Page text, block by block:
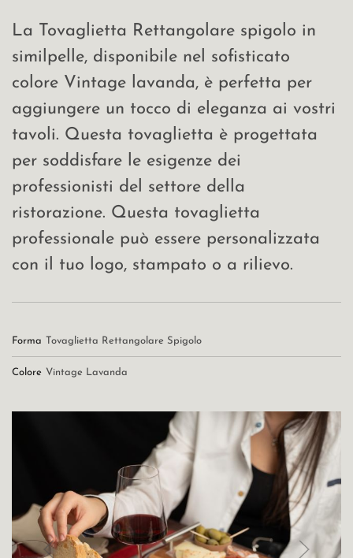
La Tovaglietta Rettangolare spigolo in
similpelle, disponibile nel sofisticato
colore Vintage lavanda, è perfetta per
aggiungere un tocco di eleganza ai vostri
tavoli. Questa tovaglietta è progettata
per soddisfare le esigenze dei
professionisti del settore della
ristorazione. Questa tovaglietta
professionale può essere personalizzata
con il tuo logo, stampato o a rilievo.
Forma Tovaglietta Rettangolare Spigolo
Colore Vintage Lavanda